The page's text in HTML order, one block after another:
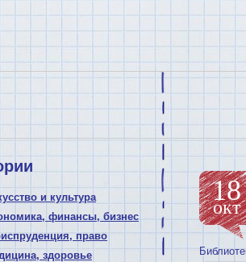
и культура
финансы, бизнес
право
здоровье
18
окт